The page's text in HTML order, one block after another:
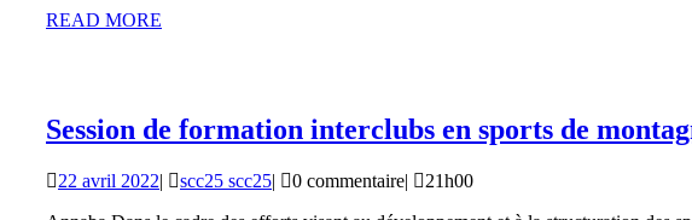
READ MORE
Session de formation interclubs en sports de
22 avril 202222
| scc25 scc25scc25
| 0 commentaire|
21h00